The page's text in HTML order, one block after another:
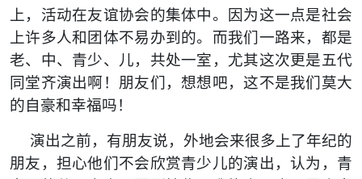
上，活动在友谊协会的集体中。因为这一点是社会
上许多人和团体不易办到的。而我们一路来，都是
老、中、青少、儿，共处一室，尤其这次更是五代
同堂齐演出啊！朋友们，想想吧，这不是我们莫大
的自豪和幸福吗！
演出之前，有朋友说，外地会来很多上了年纪的
朋友，担心他们不会欣赏青少儿的演出，认为，青